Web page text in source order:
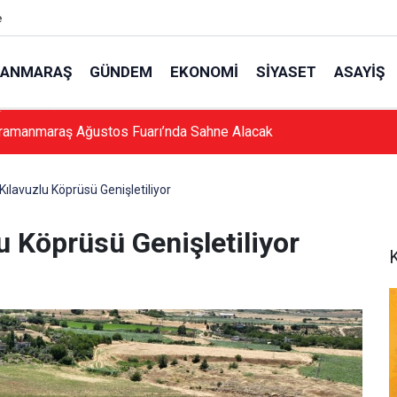
GÜNDEM EKONOMI SIYASET ASAYIŞ
Ağustos Fuarı’nda Sahne Alacak
Köprüsü Genişletiliyor
Köprüsü Genişletiliyor